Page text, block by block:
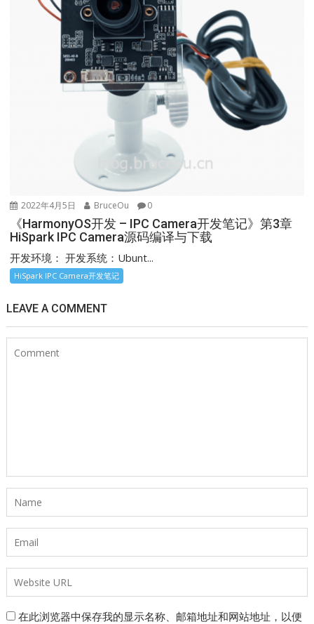
2022年4月5日 BruceOu 0
《HarmonyOS开发 – IPC Camera开发笔记》第3章
HiSpark IPC Camera源码编译与下载
开发环境： 开发系统：Ubunt...
HiSpark IPC Camera开发笔记
LEAVE A COMMENT
在此浏览器中保存我的显示名称、邮箱地址和网站地址，以便